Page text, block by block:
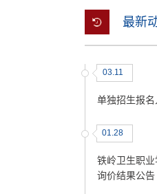
最新
03.11
单独招生报名
01.28
铁岭卫生职
询价结果公告